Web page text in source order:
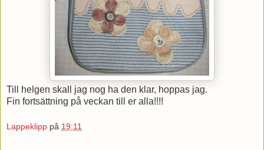
Till helgen skall jag nog ha den klar, hoppas jag.
Fin fortsättning på veckan till er alla!!!!
Lappeklipp på 19:11